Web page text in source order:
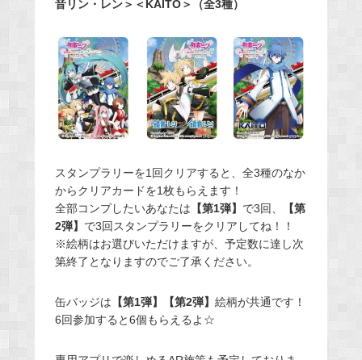
音リン・レン＞＜KAITO＞
（全3種）
スタンプラリーを1回クリアすると、全3種のなか
からクリアカードを1枚もらえます！
全部コンプしたいあなたは 【第1弾】 で3回、
【第
2弾】 で3回スタンプラリーをクリアしてね！！
※絵柄はお選びいただけますが、予定数に達し次
第終了となりますのでご了承ください。
缶バッジは 【第1弾】【第2弾】 絵柄が共通です！
6回参加すると6個もらえるよ☆